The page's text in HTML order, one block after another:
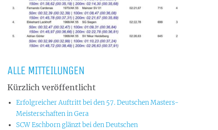
ALLE MITTEILUNGEN
Kürzlich veröffentlicht
Erfolgreicher Auftritt bei den 57. Deutschen Masters-
Meisterschaften in Gera
SCW Eschborn glänzt bei den Deutschen